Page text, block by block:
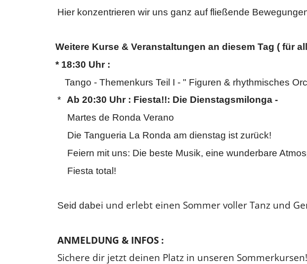
Hier konzentrieren wir uns ganz auf fließende
Weitere Kurse & Veranstaltungen an diesem Tag ( für
* 18:30 Uhr :
Tango - Themenkurs Teil I - " Figuren & rhythmisches
* Ab 20:30 Uhr : Fiesta!!: Die Dienstagsmilonga -
Martes de Ronda Verano
Die Tangueria La Ronda am dienstag ist zurück!
Feiern mit uns: Die beste Musik, eine wunderbare
Fiesta total!
Seid dabei und erlebt einen Sommer voller Tanz und
ANMELDUNG & INFOS :
Sichere dir jetzt deinen Platz in unseren Sommerkursen!